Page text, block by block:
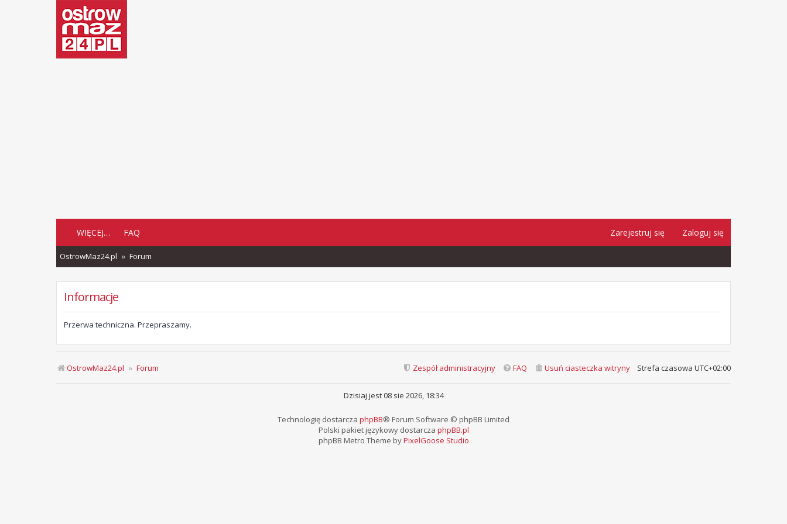
WIĘCEJ… FAQ Zaloguj się
Zarejestruj się
OstrowMaz24.pl Forum
Informacje
Przerwa techniczna. Przepraszamy.
OstrowMaz24.pl Forum Strefa czasowa UTC+02:00
Usuń ciasteczka witryny
FAQ
Zespół administracyjny
Dzisiaj jest 08 sie 2026, 18:34
Technologię dostarcza phpBB® Forum Software © phpBB Limited
Polski pakiet językowy dostarcza phpBB.pl
phpBB Metro Theme byPixelGoose Studio